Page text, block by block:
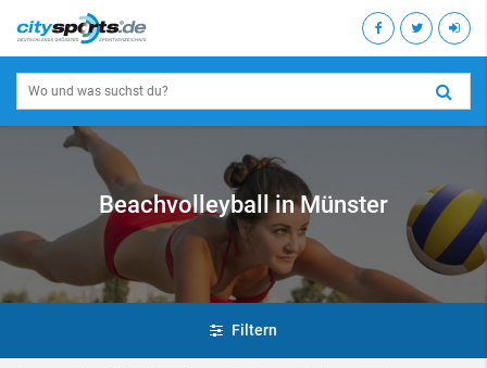
Beachvolleyball in Münster
Filtern